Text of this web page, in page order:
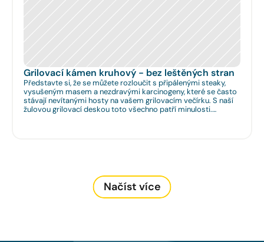
Grilovací kámen kruhový - bez leštěných stran
Představte si, že se můžete rozloučit s připálenými steaky,
vysušeným masem a nezdravými karcinogeny, které se často
stávají nevítanými hosty na vašem grilovacím večírku. S naší
žulovou grilovací deskou toto všechno patří minulosti.
Načíst více